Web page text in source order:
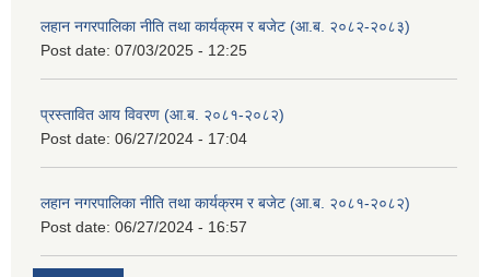
लहान नगरपालिका नीति तथा कार्यक्रम र बजेट (आ.ब. २०८२-२०८३)
Post date: 07/03/2025 - 12:25
प्रस्तावित आय विवरण (आ.ब. २०८१-२०८२)
Post date: 06/27/2024 - 17:04
लहान नगरपालिका नीति तथा कार्यक्रम र बजेट (आ.ब. २०८१-२०८२)
Post date: 06/27/2024 - 16:57